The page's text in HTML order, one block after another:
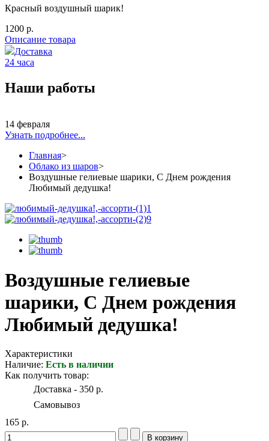
Красный воздушный шарик!
1200 р.
Описание товара
Доставка
24 часа
Наши работы
14 февраля
Узнать подробнее...
Главная>
Облако из шаров>
Воздушные гелиевые шарики, С Днем рождения
Любимый дедушка!
Воздушные гелиевые
шарики, С Днем рождения
Любимый дедушка!
Характеристики
Наличие: Есть в наличии
Как получить товар:
Доставка - 350 р.
Самовывоз
165 р.